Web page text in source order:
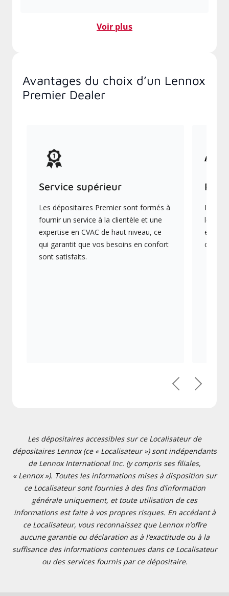
Voir plus
Avantages du choix d’un Lennox
Premier Dealer
Service supérieur
Les dépositaires Premier sont formés à
fournir un service à la clientèle et une
expertise en CVAC de haut niveau, ce
qui garantit que vos besoins en confort
sont satisfaits.
Ils
les
en
PrécédentSuivant
Les dépositaires accessibles sur ce Localisateur de
dépositaires Lennox (ce « Localisateur ») sont indépendants
de Lennox International Inc. (y compris ses filiales,
« Lennox »). Toutes les informations mises à disposition sur
ce Localisateur sont fournies à des fins d’information
générale uniquement, et toute utilisation de ces
informations est faite à vos propres risques. En accédant à
ce Localisateur, vous reconnaissez que Lennox n’offre
aucune garantie ou déclaration as à l’exactitude ou à la
suffisance des informations contenues dans ce Localisateur
ou des services fournis par ce dépositaire.